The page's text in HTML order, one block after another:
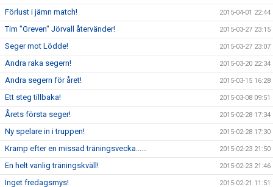
Förlust i jämn match! 2015-04-01 22:44
Tim "Greven" Jörvall återvänder! 2015-03-27 23:15
Seger mot Lödde! 2015-03-27 23:07
Andra raka segern! 2015-03-20 22:34
Andra segern för året! 2015-03-15 16:28
Ett steg tillbaka! 2015-03-08 09:51
Årets första seger! 2015-02-28 17:34
Ny spelare in i truppen! 2015-02-28 17:30
Kramp efter en missad träningsvecka...... 2015-02-23 21:50
En helt vanlig träningskväll! 2015-02-23 21:46
Inget fredagsmys! 2015-02-21 11:51